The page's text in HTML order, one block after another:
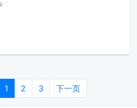
1 2 3 下一页